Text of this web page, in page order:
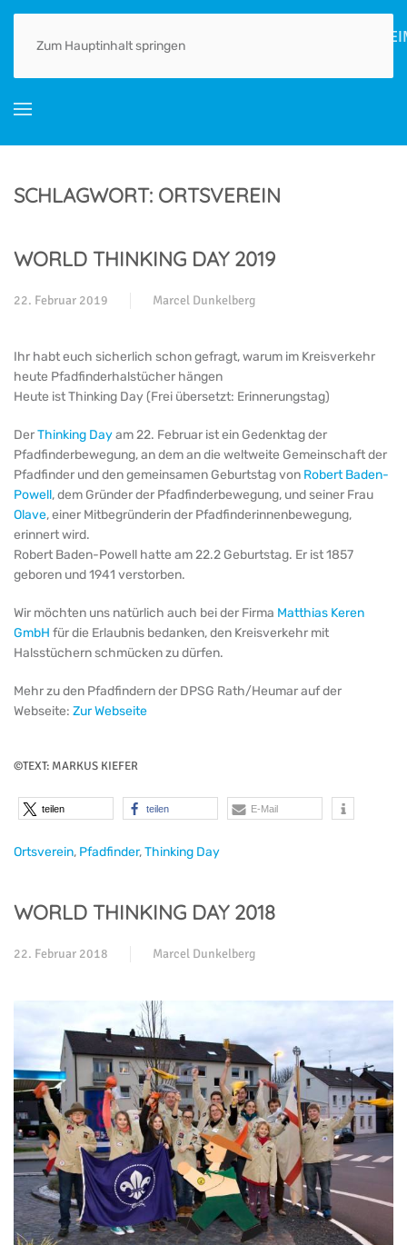
Zum Hauptinhalt springen
HOME AKTUELLES ORTSGESCHICHTE(N) GEWERBE
SCHLAGWORT: ORTSVEREIN
WORLD THINKING DAY 2019
22. Februar 2019 Marcel Dunkelberg
Ihr habt euch sicherlich schon gefragt, warum im Kreisverkehr
heute Pfadfinderhalstücher hängen
Heute ist Thinking Day (Frei übersetzt: Erinnerungstag)
DerThinking Dayam 22. Februar ist ein Gedenktag der
Pfadfinderbewegung, an dem an die weltweite Gemeinschaft der
Pfadfinder und den gemeinsamen Geburtstag von Robert Baden-
Powell, dem Gründer der Pfadfinderbewegung, und seiner Frau
Olave, einer Mitbegründerin der Pfadfinderinnenbewegung,
erinnert wird.
Robert Baden-Powell hatte am 22.2 Geburtstag. Er ist 1857
geboren und 1941 verstorben.
Wir möchten uns natürlich auch bei der Firma Matthias Keren
GmbH für die Erlaubnis bedanken, den Kreisverkehr mit
Halsstüchern schmücken zu dürfen.
Mehr zu den Pfadfindern der DPSG Rath/Heumar auf der
Webseite: Zur Webseite
©TEXT: MARKUS KIEFER
teilen teilen E-Mail
Ortsverein, Pfadfinder,Thinking Day
WORLD THINKING DAY 2018
22. Februar 2018 Marcel Dunkelberg